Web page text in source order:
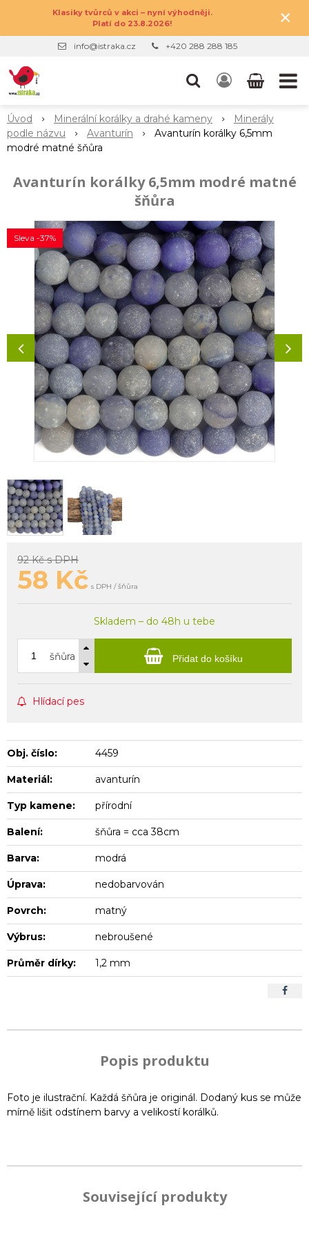
Klasiky tvůrců v akci – nyní výhodněji.
Platí do 23.8.2026!
×
info@istraka.cz +420 288 288 185
Úvod Minerální korálky a drahé kameny
Minerály
podle názvu
Avanturín
Avanturín korálky 6,5mm
modré matné šňůra
Avanturín korálky 6,5mm modré matné
šňůra
Sleva -37%
92 Kčs DPH
58 Kč s DPH / šňůra
Skladem – do 48h u tebe
šňůra Přidat do košíku
Hlídací pes
Obj. číslo: 4459
Materiál: avanturín
Typ kamene: přírodní
Balení: šňůra = cca 38cm
Barva: modrá
Úprava: nedobarvován
Povrch: matný
Výbrus: nebroušené
Průměr dírky: 1,2 mm
Popis produktu
Foto je ilustrační. Každá šňůra je originál. Dodaný kus se může
mírně lišit odstínem barvy a velikostí korálků.
Související produkty